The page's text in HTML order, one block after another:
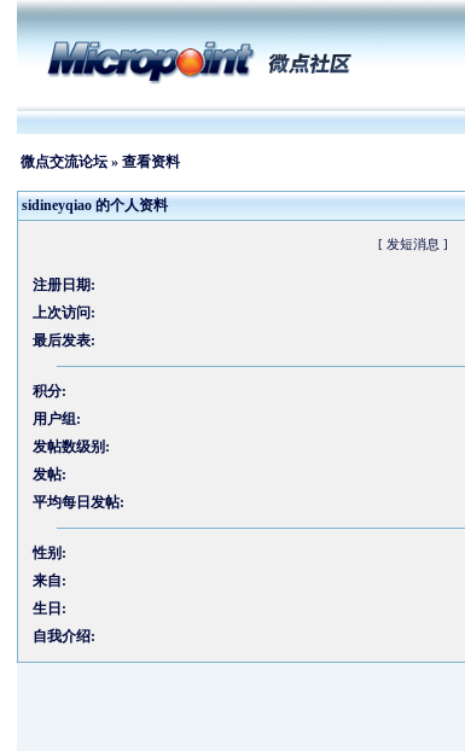
微点交流论坛» 查看资料
sidineyqiao 的个人资料
[ 发短消息 ]
注册日期:
上次访问:
最后发表:
积分:
用户组:
发帖数级别:
发帖:
平均每日发帖:
性别:
来自:
生日:
自我介绍: